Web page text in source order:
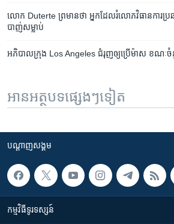
លោក Duterte ព្រមានថា អ្នកដែលរំលោភវិធានការប្រ
បាញ់សម្លាប់
អភិបាលក្រុង Los Angeles ជំរុញឲ្យប្រើម៉ាស ខណៈចំ
អានអត្ថបទផ្សេងៗទៀត
បណ្តាញ​សង្គម
កម្មវិធី​ទូរទស្សន៍